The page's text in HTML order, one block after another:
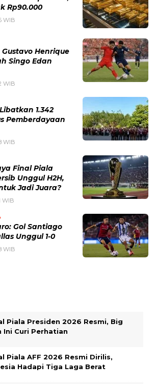
Rp90.000
WIB
Henrique
Singo Edan
WIB
1.342
Pemberdayaan
WIB
Final Piala
Unggul H2H,
Jadi Juara?
WIB
Gol Santiago
Unggul 1-0
WIB
Piala Presiden 2026 Resmi, Big
Ini Curi Perhatian
Piala AFF 2026 Resmi Dirilis,
Hadapi Tiga Laga Berat